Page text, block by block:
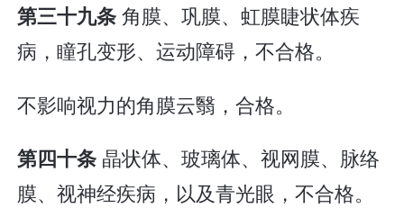
第三十九条角膜、巩膜、虹膜睫状体疾
病，瞳孔变形、运动障碍，不合格。
不影响视力的角膜云翳，合格。
第四十条 晶状体、玻璃体、视网膜、脉络
膜、视神经疾病，以及青光眼，不合格。